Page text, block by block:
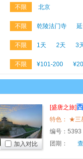
不限 北京
不限 乾陵法门寺
不限 1天 2天 3
不限 ¥101-200
[盛唐之旅]
编号： 5393
团期：
加入对比